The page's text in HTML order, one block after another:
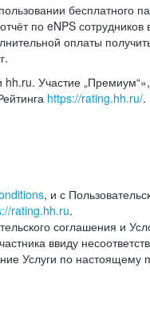
бесплатного
по eNPS сотрудников
оплаты
hh.ru. Участие
https://rating.hh.ru/.
, и с
rating.hh.ru.
соглашения и
ввиду
Услуги по настоящему